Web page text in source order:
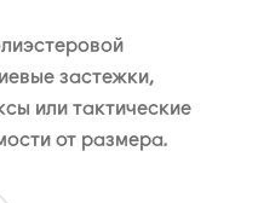
застежки,
или тактические
от размера.